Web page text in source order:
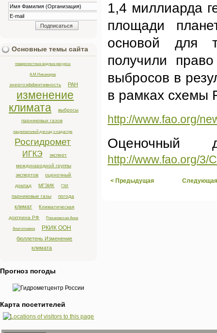
1,4 миллиарда
площади
основой для
получили
выбросов в
в рамках
http://www.fao.org/
Оценочный
http://www.fao.org/3/
< Предыдущая
Основные темы сайта
поверхностные водные ресурсы
А.М.Никаноров
энергоэффективность РАН
изменение
климата
выбросы
парниковых газов
национальный доклад о кадастре
Росгидромет
ИГКЭ
эксперт
международной группы
экспертов
оценочный
доклад
МГЭИК ГХИ
парниковые газы погода
климат
Климатическая
доктрина РФ
Романовская Анна
Анатольевна РКИК ООН
бюллетень Изменение
климата
Прогноз погоды
Карта посетителей